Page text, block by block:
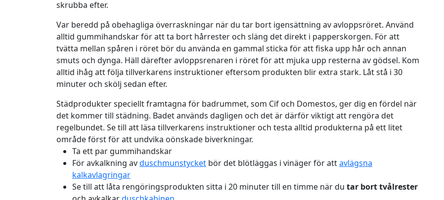
skrubba efter.
Var beredd på obehagliga överraskningar när du tar bort igensättning av avloppsröret. Använd
alltid gummihandskar för att ta bort hårrester och släng det direkt i papperskorgen. För att
tvätta mellan spåren i röret bör du använda en gammal sticka för att fiska upp hår och annan
smuts och dynga. Häll därefter avloppsrenaren i röret för att mjuka upp resterna av gödsel. Kom
alltid ihåg att följa tillverkarens instruktioner eftersom produkten blir extra stark. Låt stå i 30
minuter och skölj sedan efter.
Städprodukter speciellt framtagna för badrummet, som Cif och Domestos, ger dig en fördel när
det kommer till städning. Badet används dagligen och det är därför viktigt att rengöra det
regelbundet. Se till att läsa tillverkarens instruktioner och testa alltid produkterna på ett litet
område först för att undvika oönskade biverkningar.
Ta ett par gummihandskar
För avkalkning avduschmunstycket bör det blötläggas i vinäger för attavlägsna
kalkavlagringar
Se till att låta rengöringsprodukten sitta i 20 minuter till en timme när du tar bort tvålrester